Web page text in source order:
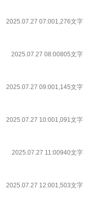
2025.07.27 07:001,276文字
2025.07.27 08:00805文字
2025.07.27 09:001,145文字
2025.07.27 10:001,091文字
2025.07.27 11:00940文字
2025.07.27 12:001,503文字